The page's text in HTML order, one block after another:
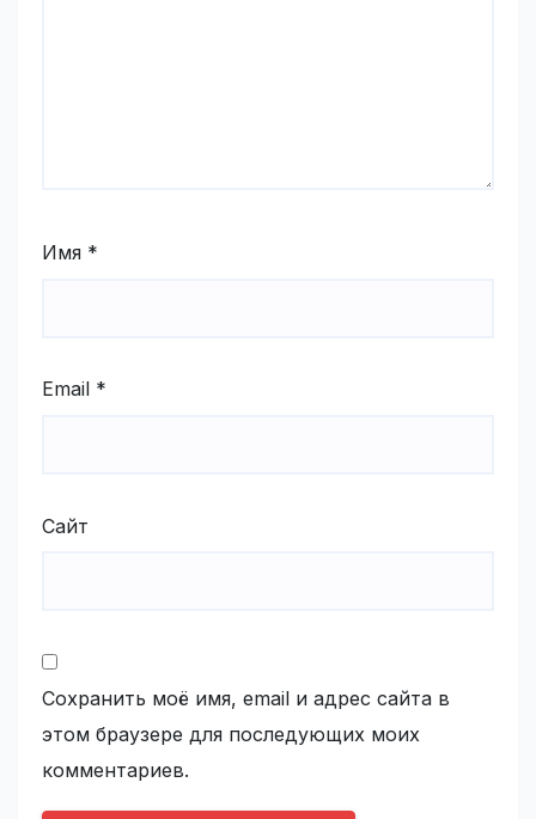
Имя *
Email *
Сайт
Сохранить моё имя, email и адрес сайта в
этом браузере для последующих моих
комментариев.